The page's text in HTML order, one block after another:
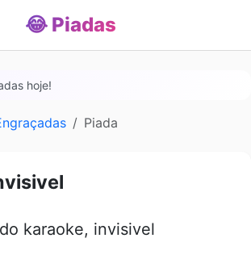
😂 Piadas
hoje!
Piada
karaoke, invisivel